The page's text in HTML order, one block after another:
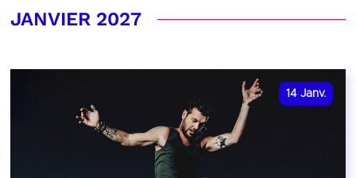
JANVIER 2027
14 Janv.